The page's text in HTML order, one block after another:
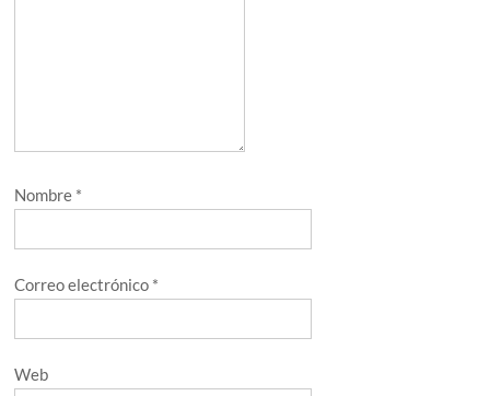
Nombre *
Correo electrónico *
Web